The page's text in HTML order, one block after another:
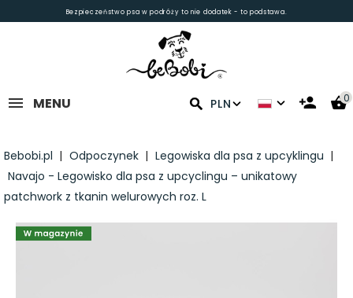
Bezpieczeństwo psa w podróży to nie dodatek - to podstawa.
0
PLN
MENU
Bebobi.pl Odpoczynek
Legowiska dla psa z upcyklingu
Navajo - Legowisko dla psa z upcyclingu – unikatowy
patchwork z tkanin welurowych roz. L